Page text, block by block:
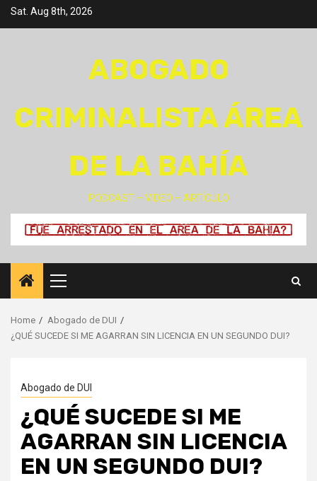
SkipSat. Aug 8th, 2026
ABOGADO
CRIMINALISTA ÁREA
DE LA BAHÍA
PODCAST – VIDEO – ARTÍCULO
Primary
Menu
Home
Abogado de DUI
¿QUÉ SUCEDE SI ME AGARRAN SIN LICENCIA EN UN SEGUNDO DUI?
Abogado de DUI
¿QUÉ SUCEDE SI ME
AGARRAN SIN LICENCIA
EN UN SEGUNDO DUI?